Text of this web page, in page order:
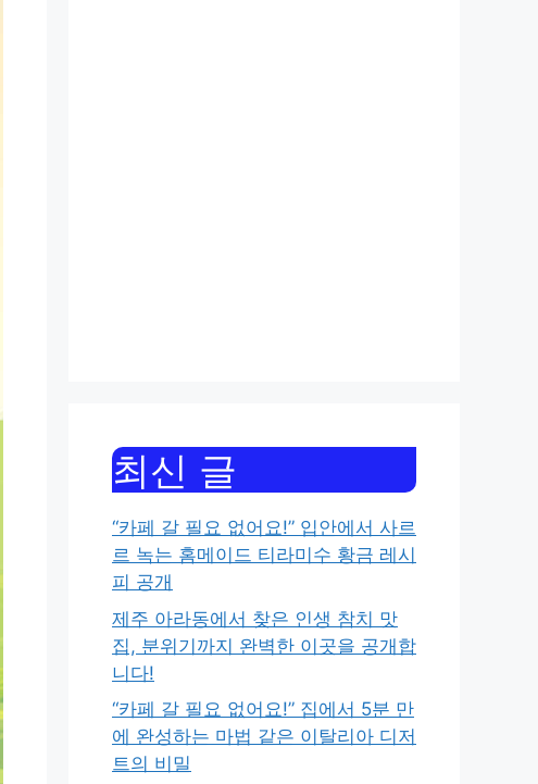
최신 글
“카페 갈 필요 없어요!” 입안에서 사르
르 녹는 홈메이드 티라미수 황금 레시
피 공개
제주 아라동에서 찾은 인생 참치 맛
집, 분위기까지 완벽한 이곳을 공개합
니다!
“카페 갈 필요 없어요!” 집에서 5분 만
에 완성하는 마법 같은 이탈리아 디저
트의 비밀